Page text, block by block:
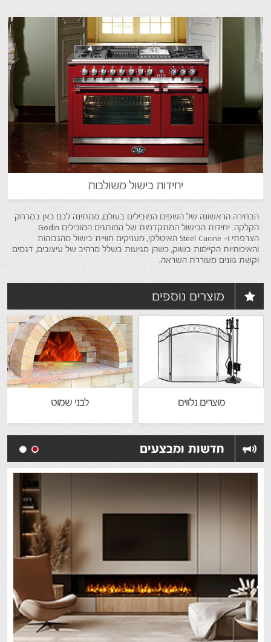
יחידות בישול משולבות
הבחירה הראשונה של השפים המובילים בעולם, ממתינה לכם כאן במרחק
הקלקה. יחידות הבישול המתקדמות של המותגים המובילים Godin
הצרפתי ו- Steel Cucine האיטלקי, מעניקים חוויית בישול מהגבוהות
והאיכותיות הקיימות בשוק, כשהן מגיעות בשלל מרהיב של עיצובים, דגמים
וקשת גוונים מעוררת השראה.
מוצרים נוספים
מוצרים נלווים לבני שמוט
חדשות ומבצעים